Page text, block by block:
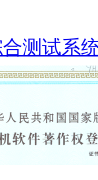
测试系